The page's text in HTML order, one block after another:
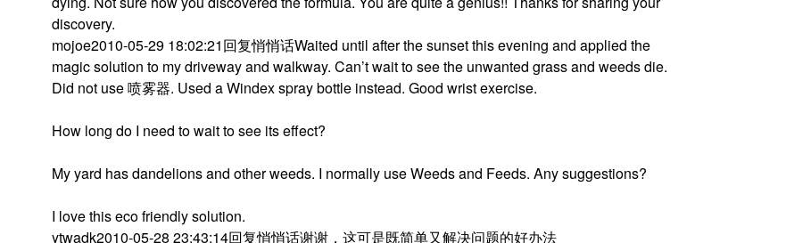
discovery.
mojoe2010-05-29 18:02:21回复悄悄话Waited until after the sunset this evening and applied the
magic solution to my driveway and walkway. Can’t wait to see the unwanted grass and weeds die.
Did not use 喷雾器. Used a Windex spray bottle instead. Good wrist exercise.
How long do I need to wait to see its effect?
My yard has dandelions and other weeds. I normally use Weeds and Feeds. Any suggestions?
I love this eco friendly solution.
ytwadk2010-05-28 23:43:14回复悄悄话谢谢，这可是既简单又解决问题的好办法